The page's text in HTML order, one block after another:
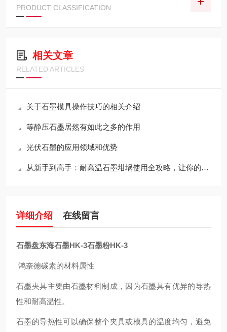
PRODUCT CLASSIFICATION
相关文章
RELATED ARTICLES
关于石墨模具操作技巧的相关介绍
等静压石墨居然有如此之多的作用
光伏石墨的应用领域和优势
从新手到高手：耐高温石墨坩埚使用全攻略，让你的工作更出色！
详细介绍 在线留言
石墨盘东海石墨HK-3石墨粉HK-3
鸿奈德碳素的材料属性
石墨夹具主要由石墨材料制成，因为石墨具有优异的导热
性和耐高温性。
石墨的导热性可以确保整个夹具或模具的温度均匀，避免